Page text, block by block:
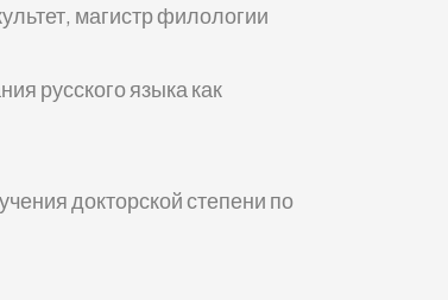
магистр филологии
русского языка как
докторской степени по